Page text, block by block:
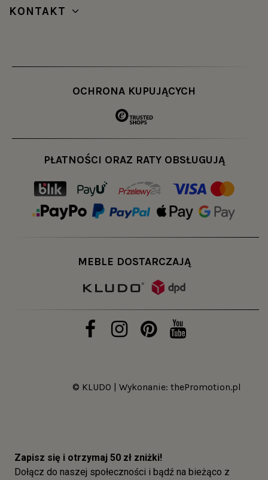
KONTAKT
OCHRONA KUPUJĄCYCH
PŁATNOŚCI ORAZ RATY OBSŁUGUJĄ
MEBLE DOSTARCZAJĄ
© KLUDO | Wykonanie: thePromotion.pl